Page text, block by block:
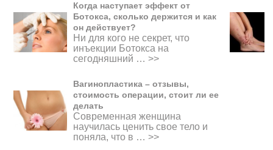
Когда наступает эффект от
Ботокса, сколько держится и как
он действует?
Ни для кого не секрет, что
инъекции Ботокса на
сегодняшний … >>
Вагинопластика – отзывы,
стоимость операции, стоит ли ее
делать
Современная женщина
научилась ценить свое тело и
поняла, что в … >>